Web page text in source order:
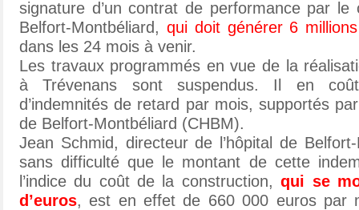
signature d’un contrat de performance par le
Belfort-Montbéliard, qui doit générer 6 millions
dans les 24 mois à venir.
Les travaux programmés en vue de la
à Trévenans sont suspendus. Il en
d’indemnités de retard par mois, supportés
de Belfort-Montbéliard (CHBM).
Jean Schmid, directeur de l’hôpital de
sans difficulté que le montant de cette
l’indice du coût de la construction,qui se
d’euros, est en effet de 660 000 euros par